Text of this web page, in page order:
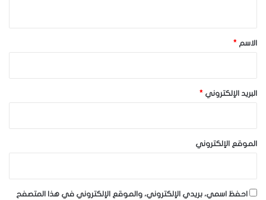
*الاسم *
البريد الإلكتروني *
الموقع الإلكتروني
احفظ اسمي، بريدي الإلكتروني، والموقع الإلكتروني في هذا المتصفح